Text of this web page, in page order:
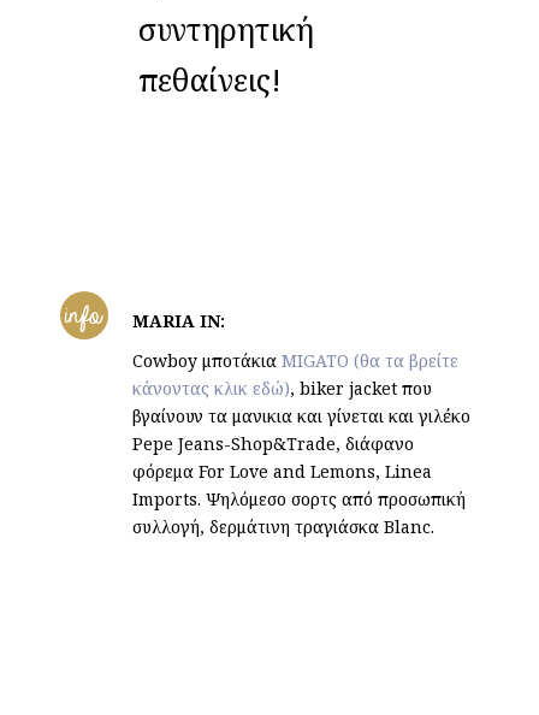
συντηρητική
πεθαίνεις!
info
MARIA IN:
Cowboy μποτάκια MIGATO (θα τα βρείτε
κάνοντας κλικ εδώ), biker jacket που
βγαίνουν τα μανικια και γίνεται και γιλέκο
Pepe Jeans-Shop&Trade, διάφανο
φόρεμα For Love and Lemons, Linea
Imports. Ψηλόμεσο σορτς από προσωπική
συλλογή, δερμάτινη τραγιάσκα Blanc.